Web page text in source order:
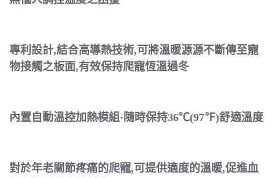
專利設計,結合高導熱技術,可將溫暖源源不斷傳至寵
物接觸之板面,有效保持爬寵恆溫過冬
內置自動溫控加熱模組·隨時保持36℃(97℉)舒適溫度
對於年老關節疼痛的爬竉,可提供適度的溫暖,促進血